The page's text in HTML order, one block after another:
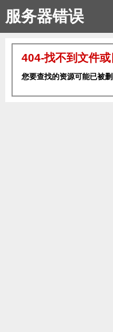
服务器错误
404-找不到文件或
您要查找的资源可能已被